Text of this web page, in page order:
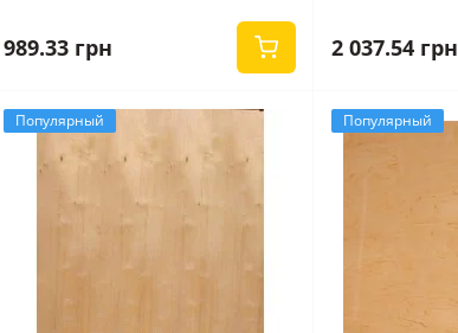
989.33 грн 2 037.54 грн
Популярный Популярный